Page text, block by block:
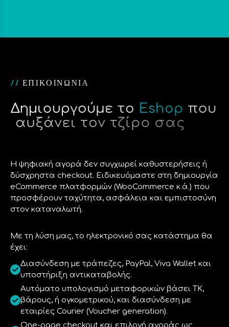
// ΕΠΙΚΟΙΝΩΝΙΑ
Δημιουργούμε το Eshop που
αυξάνει τ ον τ ζίρο σ ας
Η ψηφιακή αγορά δεν συγχωρεί καθυστερήσεις ή
δύσχρηστα checkout. Ειδικευόμαστε στη δημιουργία
eCommerce πλατφορμών (WooCommerce κ.ά.) που
προσφέρουν ταχύτητα, ασφάλεια και εμπιστοσύνη
στον καταναλωτή.
Με τη λύση μας, το ηλεκτρονικό σας κατάστημα θα
έχει:
Διασύνδεση με τράπεζες, PayPal, Viva Wallet και
υποστήριξη αντικαταβολής.
Αυτόματο υπολογισμό μεταφορικών βάσει ΤΚ,
βάρους, ή ογκομετρικού, και διασύνδεση με
εταιρίες Courier (Voucher generation).
One-page checkout και επιλογή αγοράς ως